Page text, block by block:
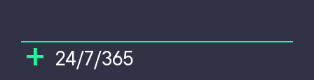
+ 24/7/365